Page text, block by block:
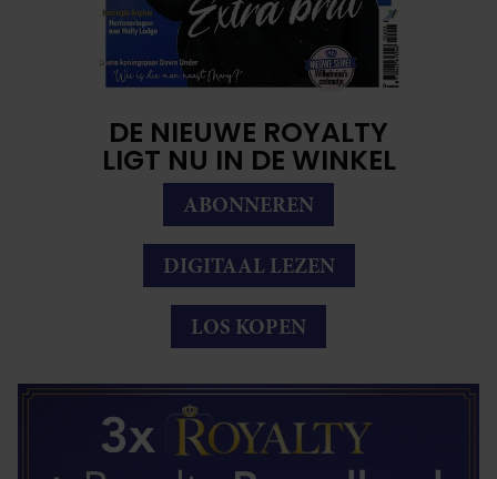
DE NIEUWE ROYALTY
LIGT NU IN DE WINKEL
ABONNEREN
DIGITAAL LEZEN
LOS KOPEN